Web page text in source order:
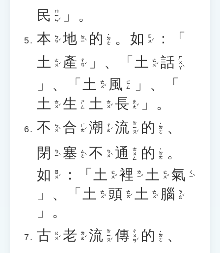
民 ㄇㄧㄣˊ
」。
本 ㄅㄣˇ 地 ㄉㄧˋ 的 ˙ㄉㄜ 。 如 ㄖㄨˊ
：「
土 ㄊㄨˇ 產 ㄔㄢˇ 」、「 土 ㄊㄨˇ 話 ㄏㄨㄚˋ
」、「 土 ㄊㄨˇ 風 ㄈㄥ
」、「
土 ㄊㄨˇ 生 ㄕㄥ 土 ㄊㄨˇ 長 ㄓㄤˇ
」。
不 ㄅㄨˋ 合 ㄏㄜˊ 潮 ㄔㄠˊ 流 ㄌㄧㄡˊ 的 ˙ㄉㄜ 、
閉 ㄅㄧˋ 塞 ㄙㄜˋ 不 ㄅㄨˋ 通 ㄊㄨㄥ 的 ˙ㄉㄜ 。
如 ㄖㄨˊ ：「 土 ㄊㄨˇ 裡 ㄌㄧˇ 土 ㄊㄨˇ 氣 ㄑㄧˋ
」、「 土 ㄊㄨˇ 頭 ㄊㄡˊ 土 ㄊㄨˇ 腦 ㄋㄠˇ
」。
古 ㄍㄨˇ 老 ㄌㄠˇ 流 ㄌㄧㄡˊ 傳 ㄔㄨㄢˊ 的 ˙ㄉㄜ 、